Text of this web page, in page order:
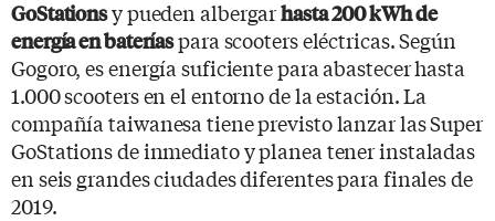
GoStationsy pueden albergarhasta 200 kWh de
energía en bateríaspara scooters eléctricas. Según
Gogoro, es energía suficiente para abastecer hasta
1.000 scooters en el entorno de la estación. La
compañía taiwanesa tiene previsto lanzar las Super
GoStations de inmediato y planea tener instaladas
en seis grandes ciudades diferentes para finales de
2019.